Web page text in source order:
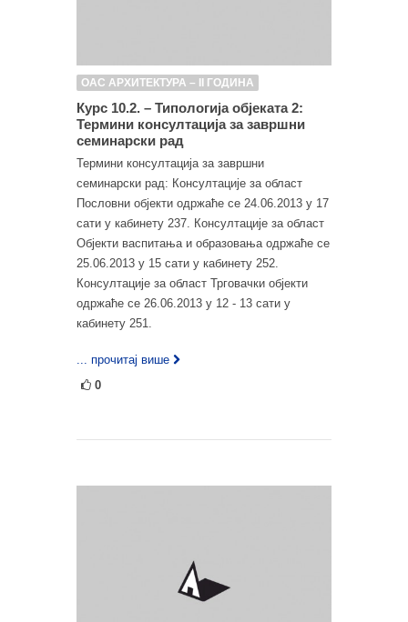
ОАС АРХИТЕКТУРА – II ГОДИНА
Курс 10.2. – Типологија објеката 2:
Термини консултација за завршни
семинарски рад
Термини консултација за завршни
семинарски рад: Консултације за област
Пословни објекти одржаће се 24.06.2013 у 17
сати у кабинету 237. Консултације за област
Објекти васпитања и образовања одржаће се
25.06.2013 у 15 сати у кабинету 252.
Консултације за област Трговачки објекти
одржаће се 26.06.2013 у 12 - 13 сати у
кабинету 251.
... прочитај више
0